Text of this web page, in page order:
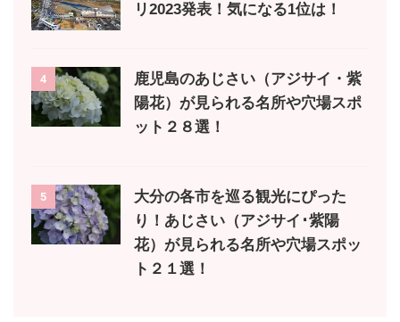
リ2023発表！気になる1位は！
4
鹿児島のあじさい（アジサイ・紫
陽花）が見られる名所や穴場スポ
ット２８選！
5
大分の各市を巡る観光にぴった
り！あじさい（アジサイ･紫陽
花）が見られる名所や穴場スポッ
ト２１選！